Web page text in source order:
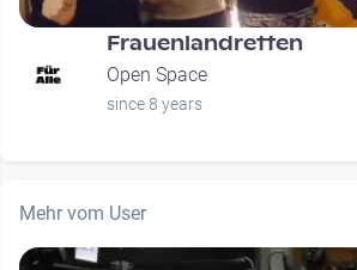
Frauenlandretten
Open Space
since 8 years
Mehr vom User